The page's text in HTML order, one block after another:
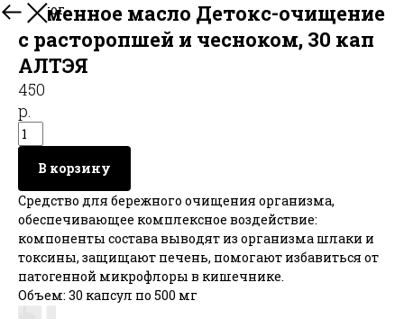
В каталог
Каменное масло Детокс-очищение
с расторопшей и чесноком, 30 кап
АЛТЭЯ
450
р.
В корзину
Средство для бережного очищения организма,
обеспечивающее комплексное воздействие:
компоненты состава выводят из организма шлаки и
токсины, защищают печень, помогают избавиться от
патогенной микрофлоры в кишечнике.
Объем: 30 капсул по 500 мг